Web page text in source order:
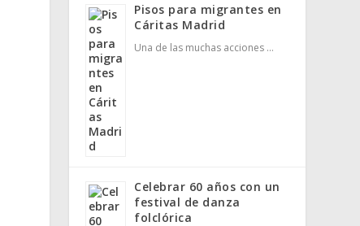
Pisos para migrantes en
Cáritas Madrid
Una de las muchas acciones …
Celebrar 60 años con un
festival de danza
folclórica